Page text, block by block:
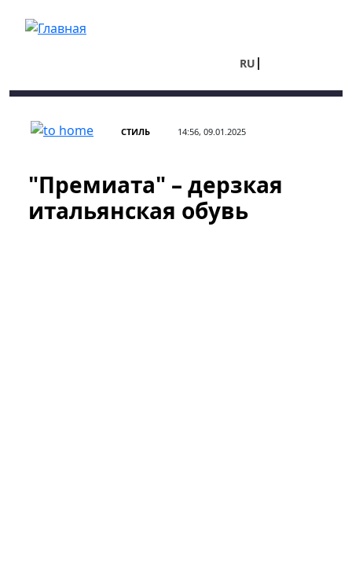
RU
СТИЛЬ 14:56, 09.01.2025
"Премиата" – дерзкая
итальянская обувь